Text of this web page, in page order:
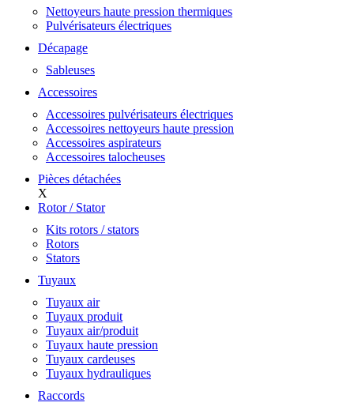
Nettoyeurs haute pression thermiques
Pulvérisateurs électriques
Décapage
Sableuses
Accessoires
Accessoires pulvérisateurs électriques
Accessoires nettoyeurs haute pression
Accessoires aspirateurs
Accessoires talocheuses
Pièces détachées
X
Rotor / Stator
Kits rotors / stators
Rotors
Stators
Tuyaux
Tuyaux air
Tuyaux produit
Tuyaux air/produit
Tuyaux haute pression
Tuyaux cardeuses
Tuyaux hydrauliques
Raccords